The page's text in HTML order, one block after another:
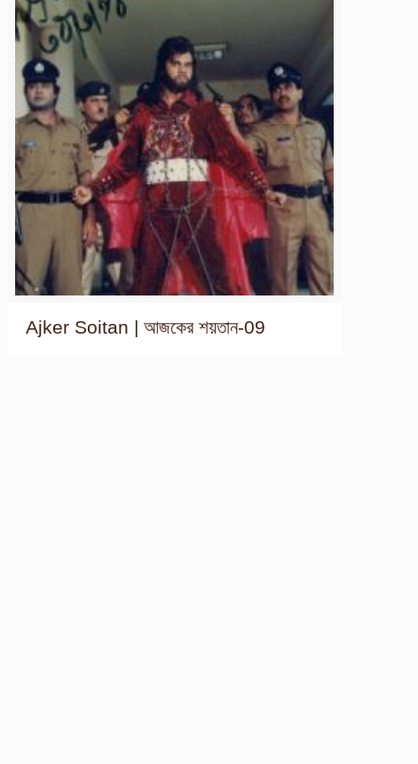
Ajker Soitan | আজকের শয়তান-09